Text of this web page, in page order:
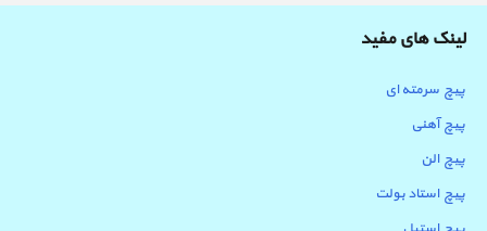
لینک های مفید
پیچ سرمته ای
پیچ آهنی
پیچ الن
پیچ استاد بولت